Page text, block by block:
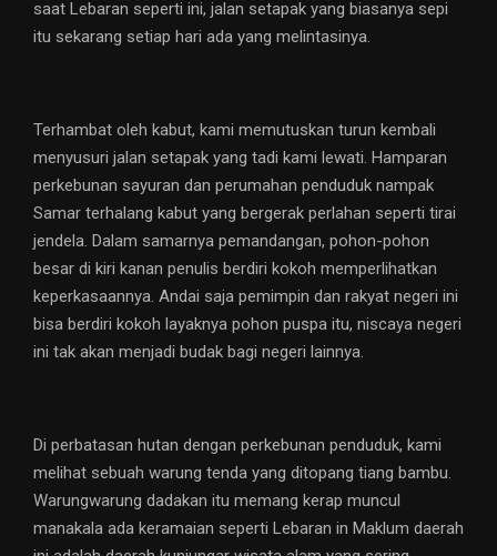
saat Lebaran seperti ini, jalan setapak yang biasanya sepi
itu sekarang setiap hari ada yang melintasinya.
Terhambat oleh kabut, kami memutuskan turun kembali
menyusuri jalan setapak yang tadi kami lewati. Hamparan
perkebunan sayuran dan perumahan penduduk nampak
Samar terhalang kabut yang bergerak perlahan seperti tirai
jendela. Dalam samarnya pemandangan, pohon-pohon
besar di kiri kanan penulis berdiri kokoh memperlihatkan
keperkasaannya. Andai saja pemimpin dan rakyat negeri ini
bisa berdiri kokoh layaknya pohon puspa itu, niscaya negeri
ini tak akan menjadi budak bagi negeri lainnya.
Di perbatasan hutan dengan perkebunan penduduk, kami
melihat sebuah warung tenda yang ditopang tiang bambu.
Warungwarung dadakan itu memang kerap muncul
manakala ada keramaian seperti Lebaran in Maklum daerah